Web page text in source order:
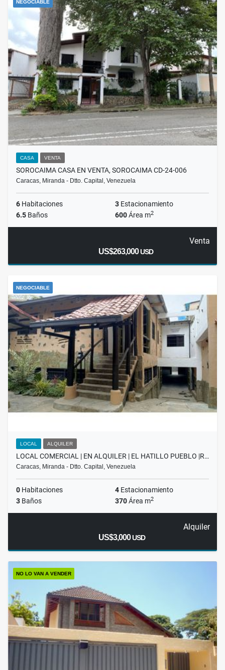
NEGOCIABLE
CASA VENTA
SOROCAIMA CASA EN VENTA, SOROCAIMA CD-24-006
Caracas, Miranda - Dtto. Capital, Venezuela
6 Habitaciones 3 Estacionamiento
6.5 Baños 600Área m2
Venta
US$263,000USD
NEGOCIABLE
LOCAL ALQUILER
LOCAL COMERCIAL | EN ALQUILER | EL HATILLO PUEBLO |R…
Caracas, Miranda - Dtto. Capital, Venezuela
0 Habitaciones 4 Estacionamiento
3 Baños 370Área m2
Alquiler
US$3,000USD
NO LO VAN A VENDER